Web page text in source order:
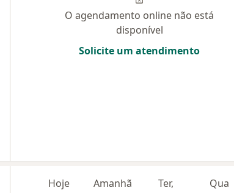
O agendamento online não está
disponível
Solicite um atendimento
Hoje Amanhã Ter, Qua